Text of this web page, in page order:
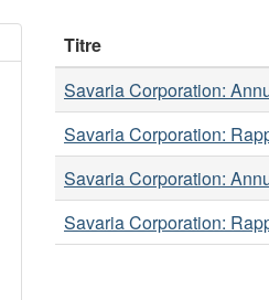
Titre
Savaria Corporation:
Savaria Corporation:
Savaria Corporation:
Savaria Corporation: